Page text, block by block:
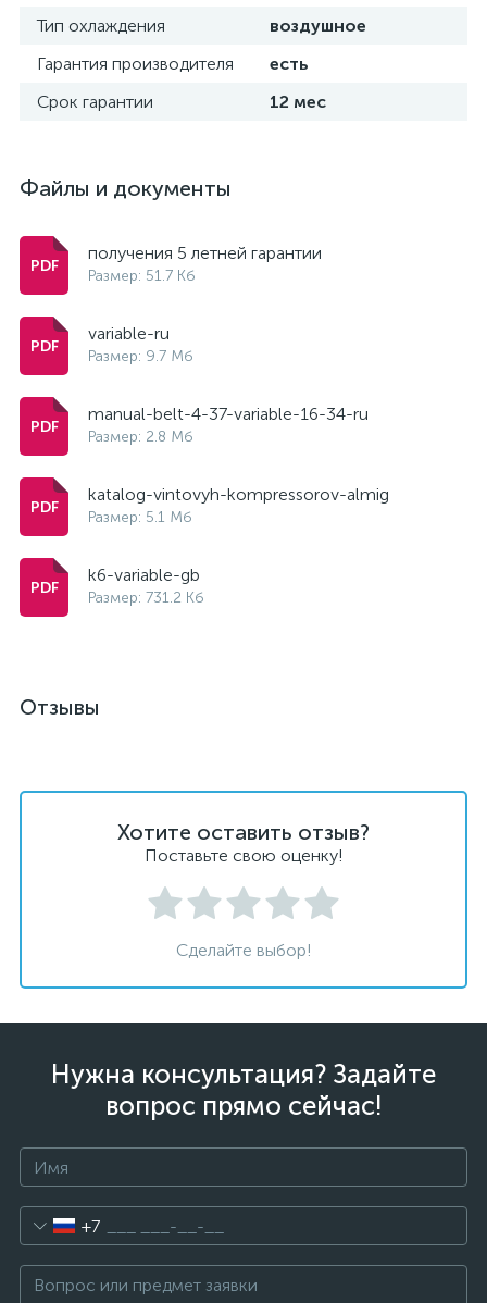
Тип охлаждения
воздушное
Гарантия производителя
есть
Срок гарантии
12 мес
Файлы и документы
получения 5 летней гарантии
Размер: 51.7 Кб
variable-ru
Размер: 9.7 Мб
manual-belt-4-37-variable-16-34-ru
Размер: 2.8 Мб
katalog-vintovyh-kompressorov-almig
Размер: 5.1 Мб
k6-variable-gb
Размер: 731.2 Кб
Отзывы
Хотите оставить отзыв?
Поставьте свою оценку!
Сделайте выбор!
Нужна консультация? Задайте
вопрос прямо сейчас!
+7